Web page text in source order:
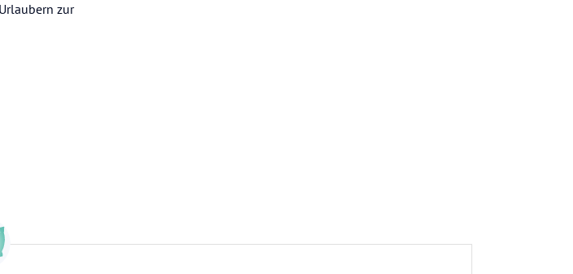
zur